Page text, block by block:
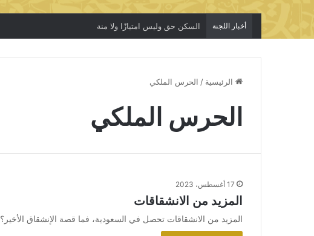
أخبار اللجنة السكن حق وليس امتيازًا ولا منة
الرئيسية / الحرس الملكي
الحرس الملكي
17 أغسطس، 2023
المزيد من الانشقاقات
المزيد من الانشقاقات تحصل في السعودية، فما قصة الإنشقاق الأخير؟